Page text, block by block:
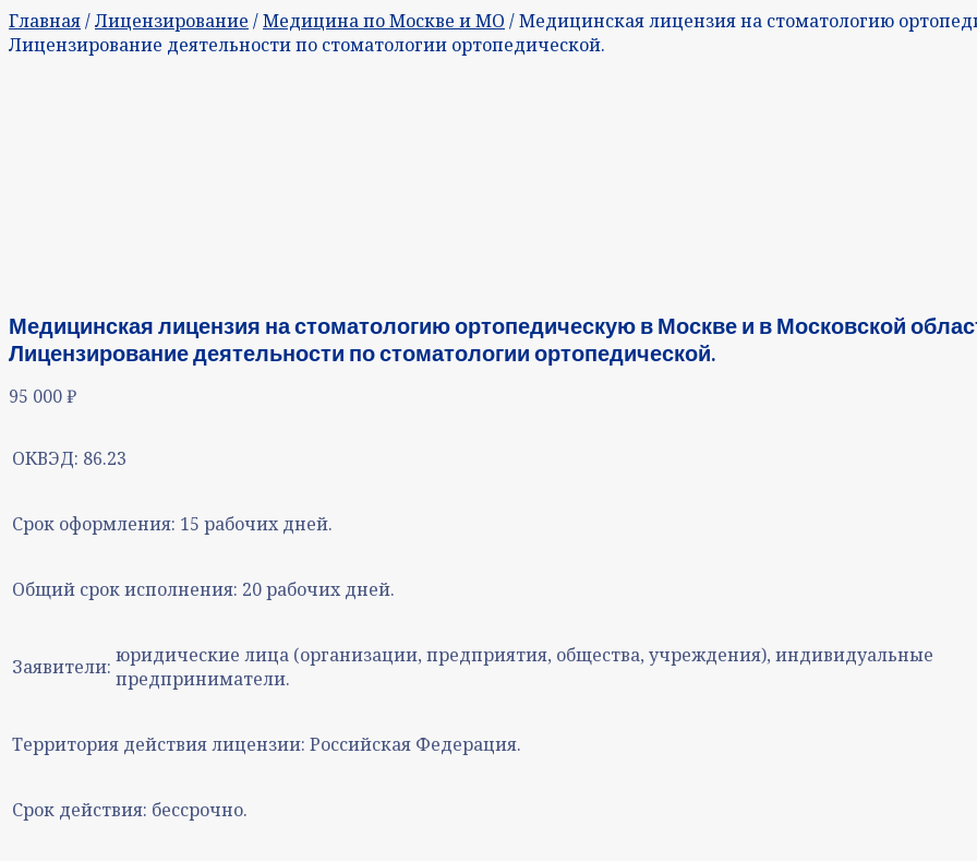
Главная/Лицензирование /Медицина по Москве и МО / Медицинская лицензия на стоматологию
Лицензирование деятельности по стоматологии ортопедической.
Медицинская лицензия на стоматологию ортопедическую в Москве и в Московской
Лицензирование деятельности по стоматологии ортопедической.
95 000₽
ОКВЭД: 86.23
Срок оформления: 15 рабочих дней.
Общий срок исполнения: 20 рабочих дней.
Заявители: юридические лица (организации, предприятия, общества, учреждения), индивидуальные
предприниматели.
Территория действия лицензии: Российская Федерация.
Срок действия: бессрочно.